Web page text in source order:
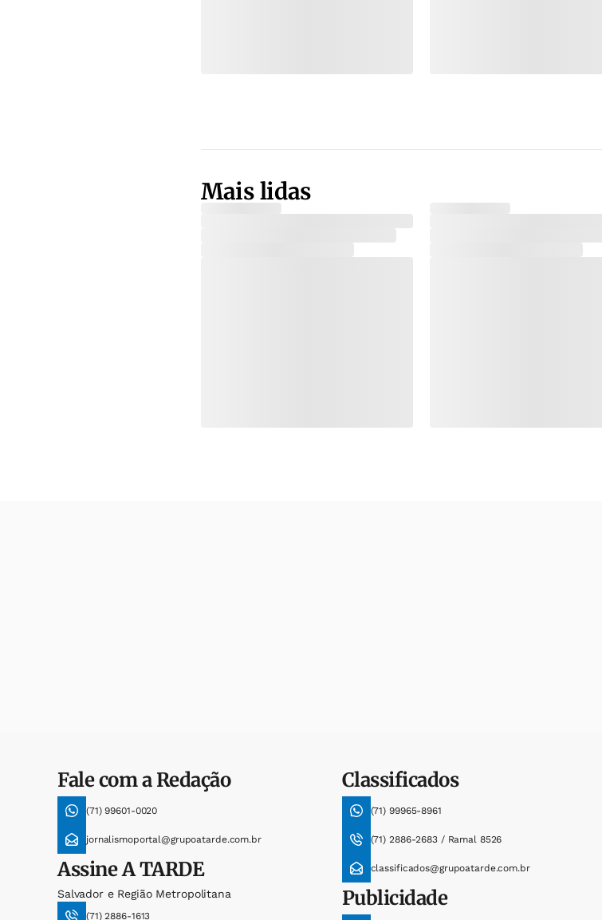
Mais lidas
Fale com a Redação
(71) 99601-0020
jornalismoportal@grupoatarde.com.br
AssineA TARDE
Salvador e Região Metropolitana
(71) 2886-1613
Classificados
(71) 99965-8961
(71) 2886-2683 / Ramal 8526
classificados@grupoatarde.com.br
Publicidade